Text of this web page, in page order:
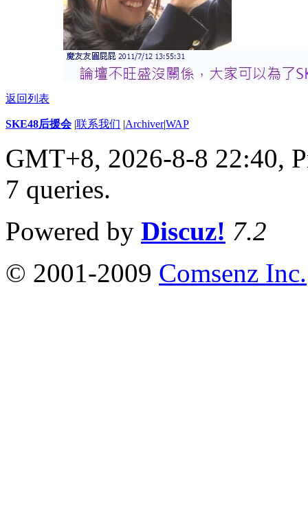
返回列表
SKE48后援会 |联系我们 |Archiver|WAP
GMT+8, 2026-8-8 22:40,
7 queries.
Powered by Discuz! 7.2
© 2001-2009 Comsenz Inc.